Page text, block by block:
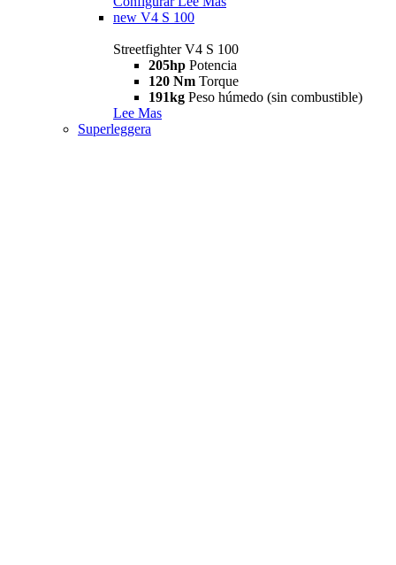
new V4 S 100
Streetfighter V4 S 100
205hp Potencia
120 Nm Torque
191kg Peso húmedo (sin combustible)
Lee Mas
Superleggera